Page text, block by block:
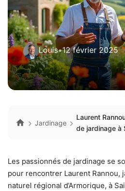
Louis•12 février 2025
Jardinage
Laurent
de jardinage à
Les passionnés de jardinage se
pour rencontrer Laurent Rannou,
naturel régional d’Armorique, à